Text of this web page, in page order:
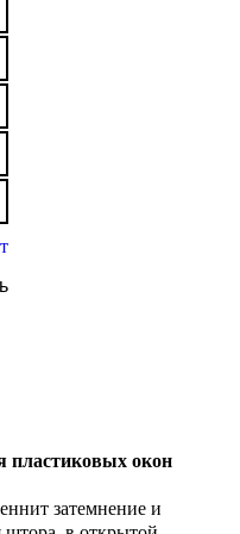
пластиковых окон
затемнение и